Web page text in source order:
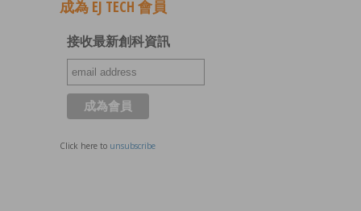
成為 EJ TECH 會員
接收最新創科資訊
Click here to unsubscribe